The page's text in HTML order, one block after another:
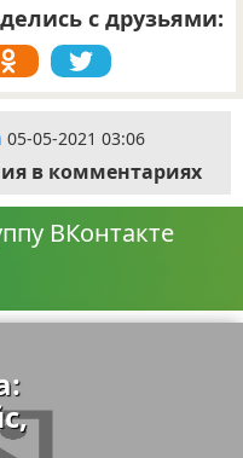
с друзьями:
05-05-2021 03:06
в комментариях
ВКонтакте